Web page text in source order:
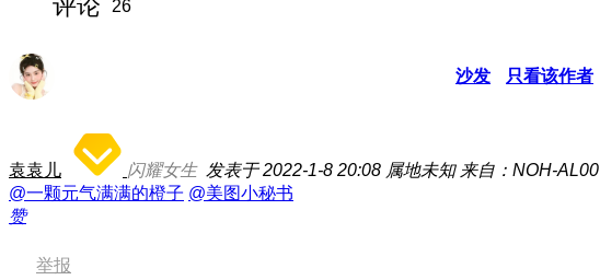
评论 26
沙发 只看该作者
袁袁儿 闪耀女生 发表于 2022-1-8 20:08 属地未知 来自：NOH-AL00
@一颗元气满满的橙子 @美图小秘书
赞
举报